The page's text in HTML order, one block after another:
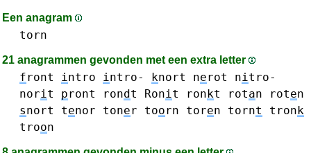
Een anagram
torn
21 anagrammen gevonden met een extra letter
front intro intro- knort nerot nitro-
norit pront rondt Ronit ronkt rotan roten
snort tenor toner toorn toren tornt tronk
troon